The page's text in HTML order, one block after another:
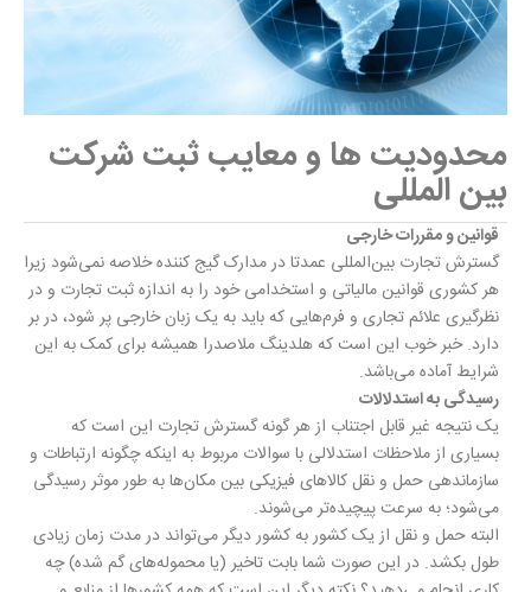
محدودیت ها و معایب ثبت شرکت
بین المللی
قوانین و مقررات خارجی
گسترش تجارت بین‌المللی عمدتا در مدارک گیج کننده خلاصه نمی‌شود زیرا
هر کشوری قوانین مالیاتی و استخدامی خود را به اندازه ثبت تجارت و در
نظرگیری علائم تجاری و فرم‌هایی که باید به یک زبان خارجی پر شود، در بر
دارد. خبر خوب این است که هلدینگ ملاصدرا همیشه برای کمک به این
شرایط آماده می‌باشد.
رسیدگی به استدلالات
یک نتیجه غیر قابل اجتناب از هر گونه گسترش تجارت این است که
بسیاری از ملاحظات استدلالی با سوالات مربوط به اینکه چگونه ارتباطات و
سازماندهی حمل و نقل کالاهای فیزیکی بین مکان‌ها به طور موثر رسیدگی
می‌شود؛ به سرعت پیچیده‌تر می‌شوند.
البته حمل و نقل از یک کشور به کشور دیگر می‌تواند در مدت زمان زیادی
طول بکشد. در این صورت شما بابت تاخیر (یا محموله‌های گم شده) چه